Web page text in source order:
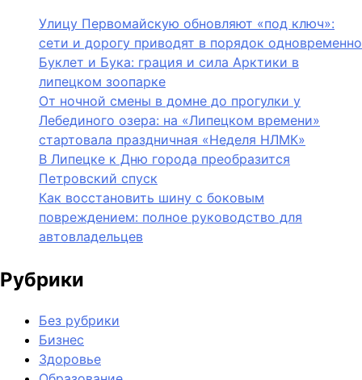
Улицу Первомайскую обновляют «под ключ»:
сети и дорогу приводят в порядок одновременно
Буклет и Бука: грация и сила Арктики в
липецком зоопарке
От ночной смены в домне до прогулки у
Лебединого озера: на «Липецком времени»
стартовала праздничная «Неделя НЛМК»
В Липецке к Дню города преобразится
Петровский спуск
Как восстановить шину с боковым
повреждением: полное руководство для
автовладельцев
Рубрики
Без рубрики
Бизнес
Здоровье